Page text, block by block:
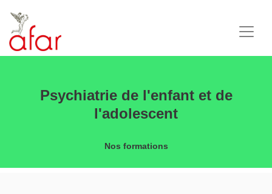
Psychiatrie de l'enfant et de
l'adolescent
Nos formations